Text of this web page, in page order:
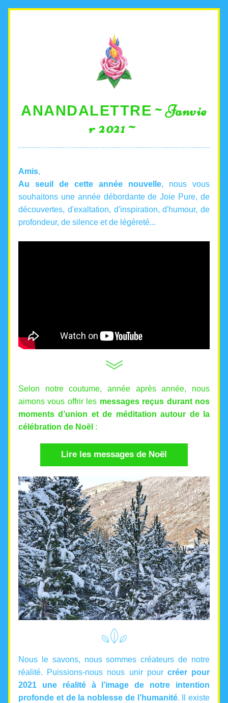
ANANDALETTRE ~Janvie
r 2021~
Amis,
Au seuil de cette année nouvelle, nous vous
souhaitons une année débordante de Joie Pure, de
découvertes, d'exaltation, d'inspiration, d'humour, de
profondeur, de silence et de légèreté...
Selon notre coutume, année après année, nous
aimons vous offrir les messages reçus durant nos
moments d’union et de méditation autour de la
célébration de Noël :
Lire les messages de Noël
Nous le savons, nous sommes créateurs de notre
réalité. Puissions-nous nous unir pour créer pour
2021 une réalité à l’image de notre intention
profonde et de la noblesse de l’humanité. Il existe